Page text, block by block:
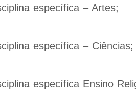
específica – Artes;
específica – Ciências;
específica Ensino